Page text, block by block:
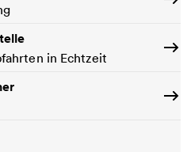
in Echtzeit